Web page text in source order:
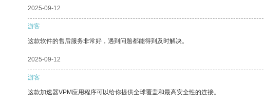
2025-09-12
游客
这款软件的售后服务非常好，遇到问题都能得到及时解决。
2025-09-12
游客
这款加速器VPM应用程序可以给你提供全球覆盖和最高安全性的连接。